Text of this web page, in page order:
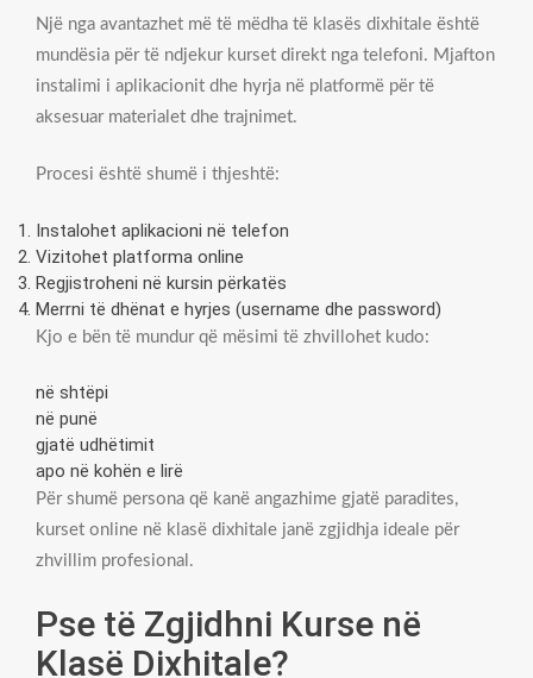
Një nga avantazhet më të mëdha të klasës dixhitale është
mundësia për të ndjekur kurset direkt nga telefoni. Mjafton
instalimi i aplikacionit dhe hyrja në platformë për të
aksesuar materialet dhe trajnimet.
Procesi është shumë i thjeshtë:
Instalohet aplikacioni në telefon
Vizitohet platforma online
Regjistroheni në kursin përkatës
Merrni të dhënat e hyrjes (username dhe password)
Kjo e bën të mundur që mësimi të zhvillohet kudo:
në shtëpi
në punë
gjatë udhëtimit
apo në kohën e lirë
Për shumë persona që kanë angazhime gjatë paradites,
kurset online në klasë dixhitale janë zgjidhja ideale për
zhvillim profesional.
Pse të Zgjidhni Kurse në
Klasë Dixhitale?